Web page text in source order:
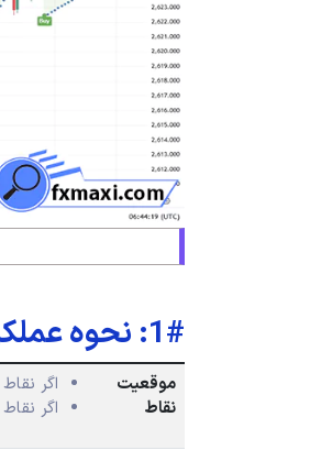
1#: نحوه عملکرد Parabolic SAR
موقعیت
نقاط
اگر نقاط
اگر نقاط